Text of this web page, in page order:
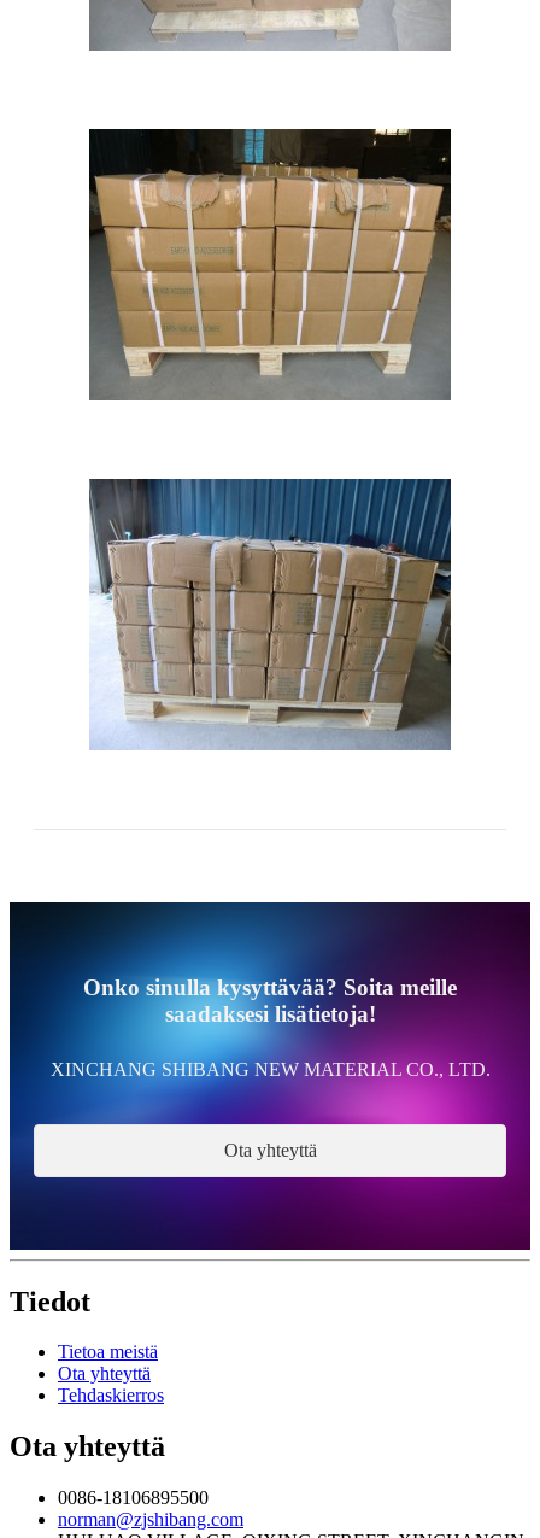
Onko sinulla kysyttävää? Soita meille
saadaksesi lisätietoja!
XINCHANG SHIBANG NEW MATERIAL CO., LTD.
Ota yhteyttä
Tiedot
Tietoa meistä
Ota yhteyttä
Tehdaskierros
Ota yhteyttä
0086-18106895500
norman@zjshibang.com